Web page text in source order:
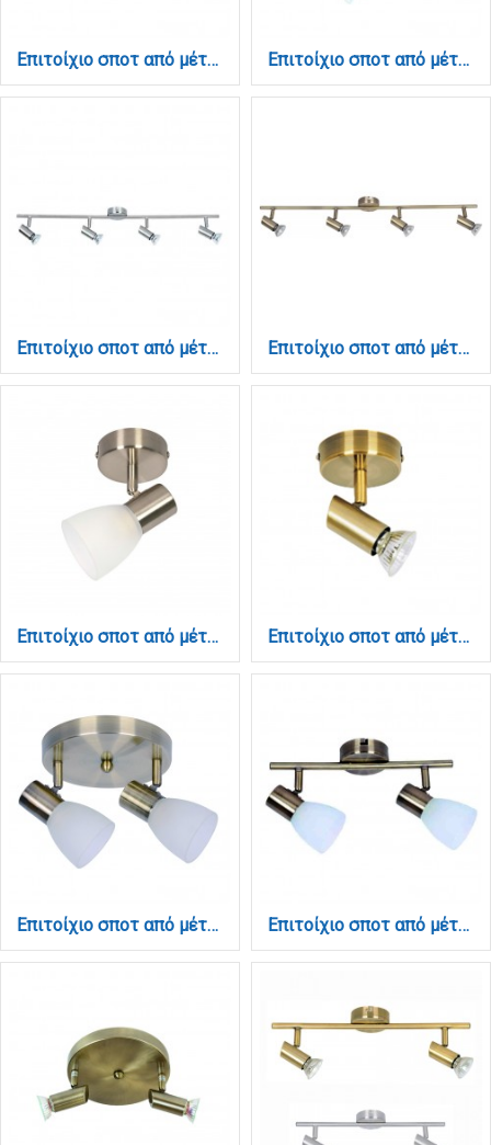
Επιτοίχιο σποτ από μέταλλο σε νίκελ ματ απόχρωση 3XGU10 D:60cm (9076-3Φ-Νίκελ Ματ) Επιτοίχιο σποτ από μέταλλο σε νίκελ ματ απόχρωση 4XGU10 D:30cm (9075-4Φ-Νίκελ Ματ)
Επιτοίχιο σποτ από μέταλλο σε νίκελ ματ απόχρωση 4XGU10 D:80cm (9076-4Φ-Νίκελ Ματ) Επιτοίχιο σποτ από μέταλλο σε όξυνε απόχρωση 4XGU10 D:80cm (9076-4Φ-Οξυντέ)
Επιτοίχιο σποτ από μέταλλο σε οξυντέ απόχρωση 1XE14 D:8cm (9064-1Φ-Οξυντέ) Επιτοίχιο σποτ από μέταλλο σε οξυντέ απόχρωση 1XGU10 D:8cm (9075-1Φ-Οξυντέ)
Επιτοίχιο σποτ από μέταλλο σε οξυντέ απόχρωση 2XE14 D:20cm (9064-2Φ-Οξυντέ) Επιτοίχιο σποτ από μέταλλο σε οξυντέ απόχρωση 2XE14 D:30cm (9065-2Φ-Οξυντέ)